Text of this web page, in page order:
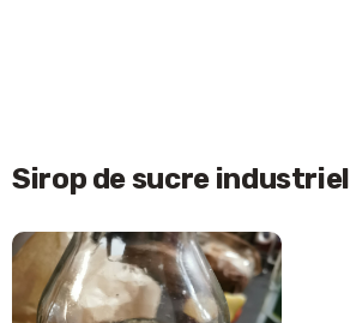
Sirop de sucre industriel